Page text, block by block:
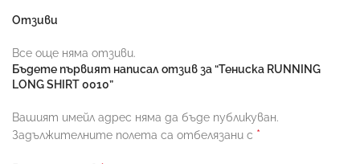
Отзиви
Все още няма отзиви.
Бъдете първият написал отзив за “Тениска RUNNING
LONG SHIRT 0010”
Вашият имейл адрес няма да бъде публикуван.
Задължителните полета са отбелязани с *